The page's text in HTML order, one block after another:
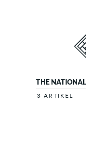
THE
3 ARTIKEL